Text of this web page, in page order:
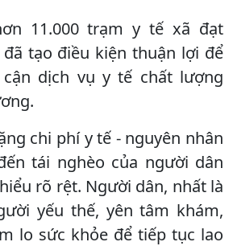
11.000 trạm y tế xã đạt
tạo điều kiện thuận lợi để
dịch vụ y tế chất lượng
chi phí y tế - nguyên nhân
tái nghèo của người dân
rõ rệt. Người dân, nhất là
yếu thế, yên tâm khám,
lo sức khỏe để tiếp tục lao